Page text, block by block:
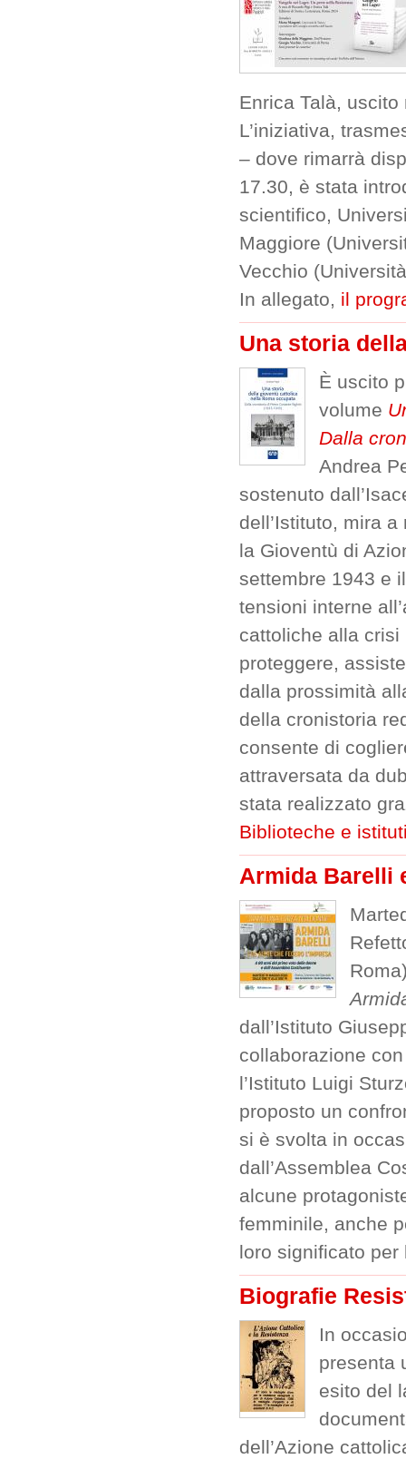
Enrica Talà,
L’iniziativa,
– dove rimarrà
17.30, è stata
scientifico,
Maggiore
Vecchio
In allegato, il
Una storia
È uscito
volume
Dalla
Andrea
sostenuto
dell’Istituto, mira
la Gioventù di
settembre 1943 e
tensioni interne
cattoliche alla crisi
proteggere,
dalla prossimità
della cronistoria
consente di
attraversata da
stata realizzato
Biblioteche e
Armida Barelli
dall’Istituto
collaborazione con
l’Istituto Luigi
proposto un
si è svolta in
dall’Assemblea
alcune
femminile, anche
loro significato
Biografie
In
presenta
esito del
dell’Azione